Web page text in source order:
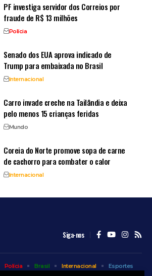
PF investiga servidor dos Correios por
fraude de R$ 13 milhões
Polícia
Senado dos EUA aprova indicado de
Trump para embaixada no Brasil
Internacional
Carro invade creche na Tailândia e deixa
pelo menos 15 crianças feridas
Mundo
Coreia do Norte promove sopa de carne
de cachorro para combater o calor
Internacional
Siga-nos
Polícia Brasil Internacional
Esportes